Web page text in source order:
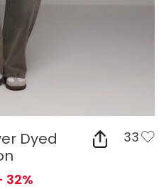
Dyed
33
32%